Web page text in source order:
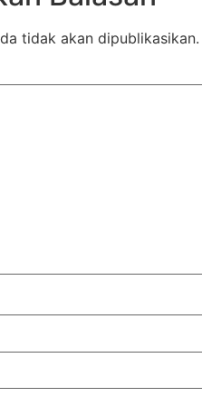
tidak akan dipublikasikan.